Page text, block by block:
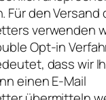
Für den Versand
verwenden
Opt-in
dass wir
einen E-Mail